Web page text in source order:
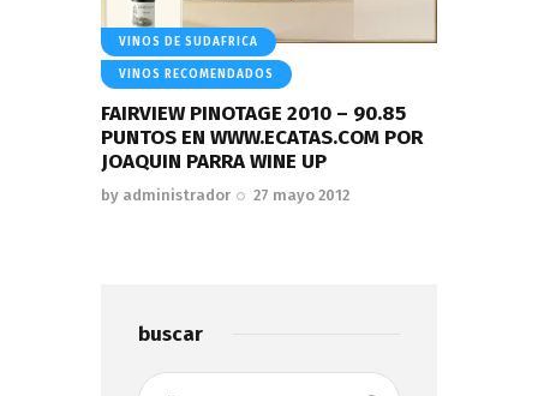
VINOS DE SUDAFRICA
VINOS RECOMENDADOS
FAIRVIEW PINOTAGE 2010 – 90.85
PUNTOS EN WWW.ECATAS.COM POR
JOAQUIN PARRA WINE UP
by administrador 27 mayo 2012
buscar
Buscar: